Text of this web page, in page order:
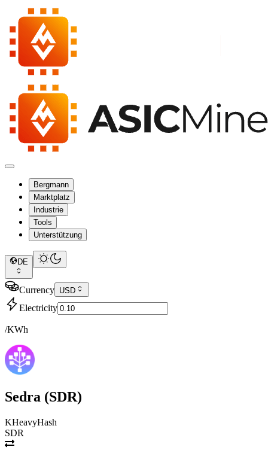
Bergmann
Marktplatz
Industrie
Tools
Unterstützung
DE
Currency USD
Electricity
/KWh
Sedra (SDR)
KHeavyHash
SDR